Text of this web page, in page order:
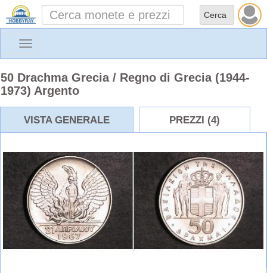
Toggle
50 Drachma Grecia / Regno di Grecia (1944-
1973) Argento
VISTA GENERALE PREZZI (4)